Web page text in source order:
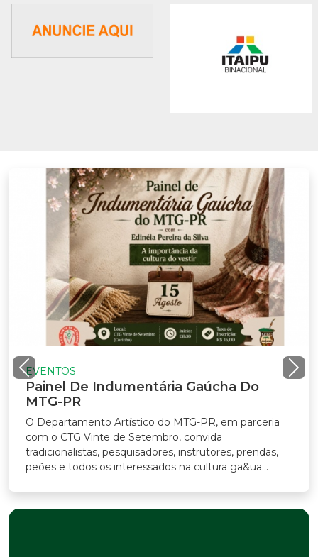
De Indumentária Gaúcha Do
PR
Artístico do MTG-PR, em parceria
o CTG Vinte de Setembro, convida
pesquisadores, instrutores, prendas,
e todos os interessados na cultura ga&ua...